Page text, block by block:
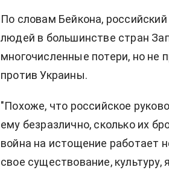
По словам Бейкона,
людей в большинстве стран
многочисленные потери, но не
против Украины.
"Похоже, что российское
ему безразлично, сколько их
война на истощение работает
свое существование,